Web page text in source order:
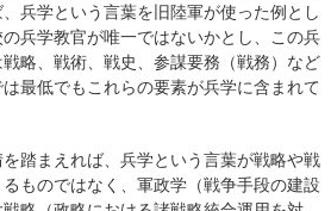
兵学という言葉を旧陸軍が使った例とし
兵学教官が唯一ではないかとし、この兵
略、戦術、戦史、参謀要務（戦務）など
最低でもこれらの要素が兵学に含まれて
踏まえれば、兵学という言葉が戦略や戦
ものではなく、軍政学（戦争手段の建設